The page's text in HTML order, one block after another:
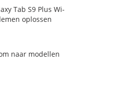
Tab S9 Plus Wi-
oplossen
naar modellen